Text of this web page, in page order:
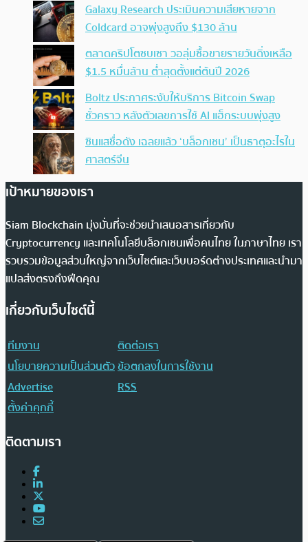
Galaxy Research ประเมินความเสียหายจาก
Coldcard อาจพุ่งสูงถึง $130 ล้าน
ตลาดคริปโตซบเซา วอลุ่มซื้อขายรายวันดิ่งเหลือ
$1.5 หมื่นล้าน ต่ำสุดตั้งแต่ต้นปี 2026
Boltz ประกาศระงับให้บริการ Bitcoin Swap
ชั่วคราว หลังตัวเลขการใช้ AI แฮ็กระบบพุ่งสูง
ซินแสชื่อดัง เฉลยแล้ว ‘บล็อกเชน’ เป็นธาตุอะไรใน
ศาสตร์จีน
เป้าหมายของเรา
Siam Blockchain มุ่งมั่นที่จะช่วยนำเสนอสารเกี่ยวกับ
Cryptocurrency และเทคโนโลยีบล็อกเชนเพื่อคนไทย ในภาษาไทย เรา
รวบรวมข้อมูลส่วนใหญ่จากเว็บไซต์และเว็บบอร์ดต่างประเทศและนำมา
แปลส่งตรงถึงฟีดคุณ
เกี่ยวกับเว็บไซต์นี้
ทีมงาน
ติดต่อเรา
นโยบายความเป็นส่วนตัวข้อตกลงในการใช้งาน
Advertise
RSS
ตั้งค่าคุกกี้
ติดตามเรา